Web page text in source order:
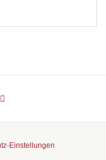
Einstellungen